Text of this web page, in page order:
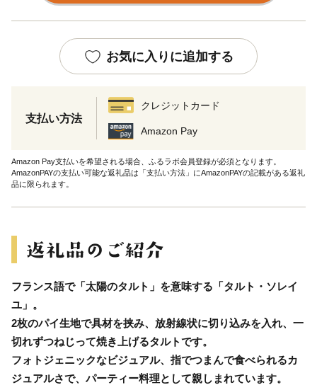
お気に入りに追加する
支払い方法
クレジットカード
Amazon Pay
Amazon Pay支払いを希望される場合、ふるラボ会員登録が必須となります。
AmazonPAYの支払い可能な返礼品は「支払い方法」にAmazonPAYの記載がある返礼
品に限られます。
フランス語で「太陽のタルト」を意味する「タルト・ソレイ
ユ」。
2枚のパイ生地で具材を挟み、放射線状に切り込みを入れ、一
切れずつねじって焼き上げるタルトです。
フォトジェニックなビジュアル、指でつまんで食べられるカ
ジュアルさで、パーティー料理として親しまれています。